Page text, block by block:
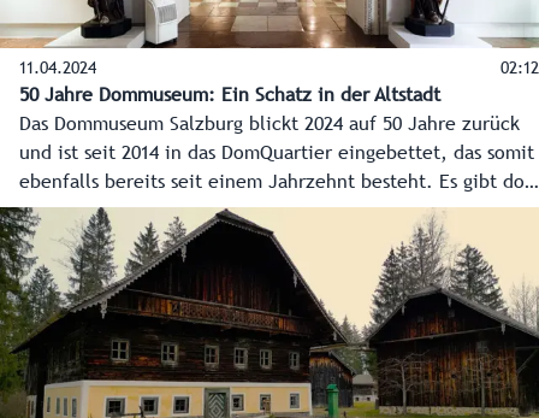
11.04.2024 02:12
50 Jahre Dommuseum: Ein Schatz in der Altstadt
Das Dommuseum Salzburg blickt 2024 auf 50 Jahre zurück
und ist seit 2014 in das DomQuartier eingebettet, das somit
ebenfalls bereits seit einem Jahrzehnt besteht. Es gibt dort
Kunstschätze und außergewöhnliche Blickwinkel auf die
Altstadt zu entdecken.